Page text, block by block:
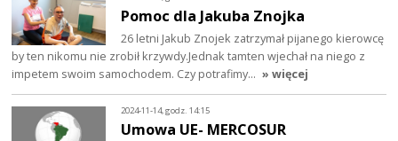
Pomoc dla Jakuba Znojka
26 letni Jakub Znojek zatrzymał pijanego kierowcę
by ten nikomu nie zrobił krzywdy.Jednak tamten wjechał na niego z
impetem swoim samochodem. Czy potrafimy… » więcej
2024-11-14, godz. 14:15
Umowa UE- MERCOSUR